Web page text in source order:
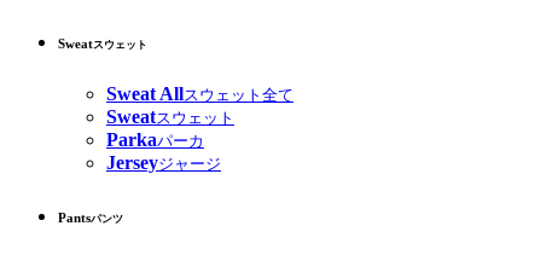
Sweatスウェット
Sweat Allスウェット全て
Sweatスウェット
Parkaパーカ
Jerseyジャージ
Pantsパンツ